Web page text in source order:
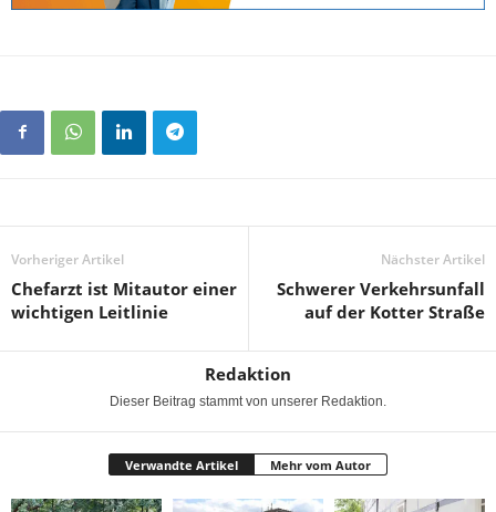
Vorheriger Artikel
Chefarzt ist Mitautor einer
wichtigen Leitlinie
Nächster Artikel
Schwerer Verkehrsunfall
auf der Kotter Straße
Redaktion
Dieser Beitrag stammt von unserer Redaktion.
Verwandte Artikel Mehr vom Autor